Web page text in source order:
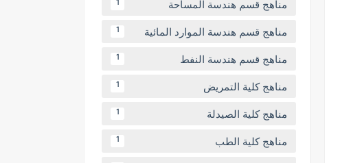
مناهج قسم هندسة المساحة 1
مناهج قسم هندسة الموارد المائية 1
مناهج قسم هندسة النفط 1
مناهج كلية التمريض 1
مناهج كلية الصيدلة 1
مناهج كلية الطب 1